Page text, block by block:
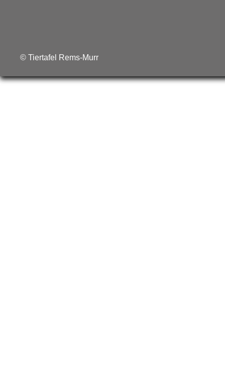
© Tiertafel Rems-Murr